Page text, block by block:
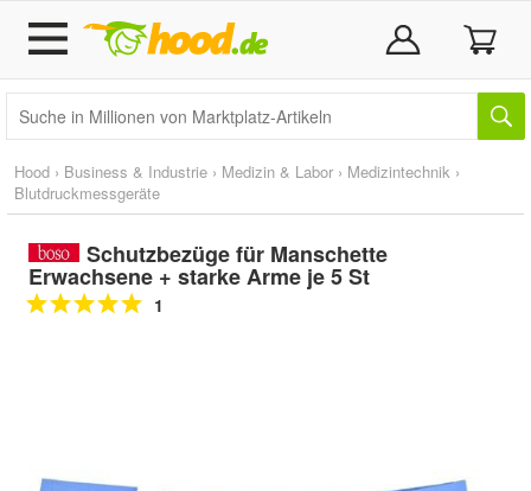
Hood › Business & Industrie › Medizin & Labor › Medizintechnik ›
Blutdruckmessgeräte
Schutzbezüge für Manschette
Erwachsene + starke Arme je 5 St
1